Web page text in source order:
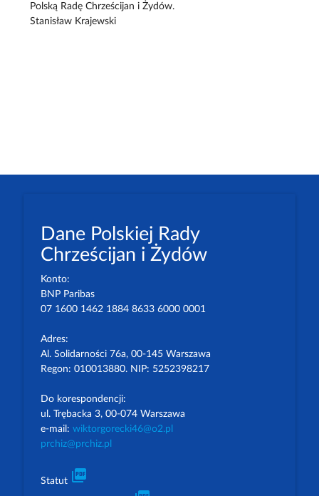
Polską Radę Chrześcijan i Żydów.
Stanisław Krajewski
Dane Polskiej Rady
Chrześcijan i Żydów
Konto:
BNP Paribas
07 1600 1462 1884 8633 6000 0001
Adres:
Al. Solidarności 76a, 00-145 Warszawa
Regon: 010013880. NIP: 5252398217
Do korespondencji:
ul. Trębacka 3, 00-074 Warszawa
e-mail: wiktorgorecki46@o2.pl
prchiz@prchiz.pl
Statut picture_as_pdf